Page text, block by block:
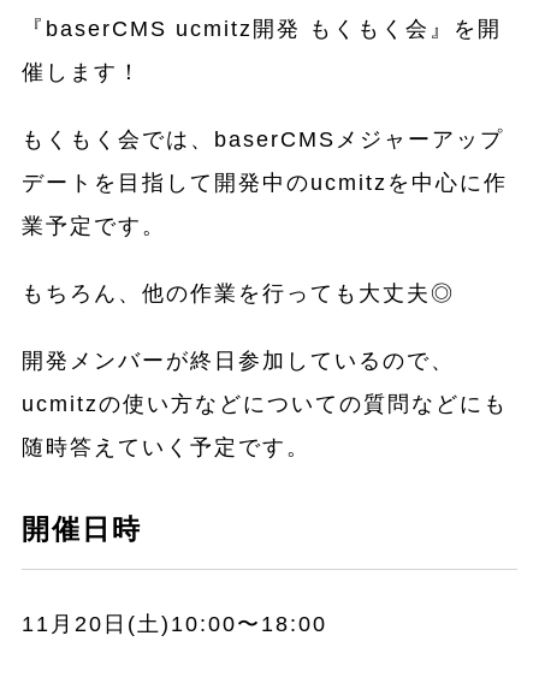
『baserCMS ucmitz開発 もくもく会』を開
催します！
もくもく会では、baserCMSメジャーアップ
デートを目指して開発中のucmitzを中心に作
業予定です。
もちろん、他の作業を行っても大丈夫◎
開発メンバーが終日参加しているので、
ucmitzの使い方などについての質問などにも
随時答えていく予定です。
開催日時
11月20日(土)10:00〜18:00